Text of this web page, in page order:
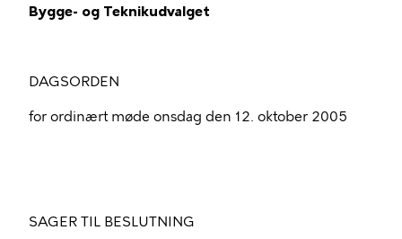
Bygge- og Teknikudvalget
DAGSORDEN
for ordinært møde onsdag den 12. oktober 2005
SAGER TIL BESLUTNING